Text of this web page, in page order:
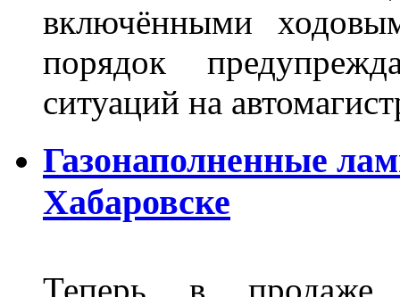
включёнными
порядок
ситуаций на
Газонаполненные
Хабаровске